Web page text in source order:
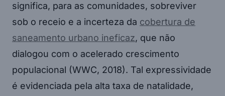
significa, para as comunidades, sobreviver
sob o receio e a incerteza da cobertura de
saneamento urbano ineficaz, que não
dialogou com o acelerado crescimento
populacional (WWC, 2018). Tal expressividade
é evidenciada pela alta taxa de natalidade,